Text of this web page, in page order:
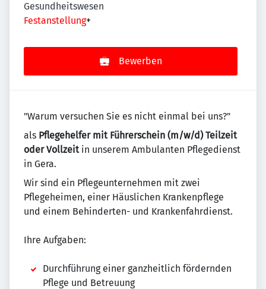
Gesundheitswesen
Festanstellung+
Bewerben
"Warum versuchen Sie es nicht einmal bei uns?"
als Pflegehelfer mit Führerschein (m/w/d) Teilzeit
oder Vollzeitin unserem Ambulanten Pflegedienst
in Gera.
Wir sind ein Pflegeunternehmen mit zwei
Pflegeheimen, einer Häuslichen Krankenpflege
und einem Behinderten- und Krankenfahrdienst.
Ihre Aufgaben:
Durchführung einer ganzheitlich fördernden
Pflege und Betreuung